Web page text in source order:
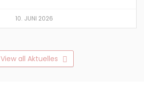
10. JUNI 2026
View all Aktuelles